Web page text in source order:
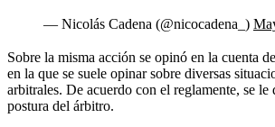
— Nicolás Cadena (@nicocadena_)
Sobre la misma acción se opinó en la cuenta de
en la que se suele opinar sobre diversas
arbitrales. De acuerdo con el reglamente, se le
postura del árbitro.